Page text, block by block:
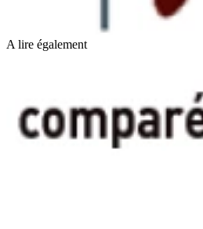
A lire également